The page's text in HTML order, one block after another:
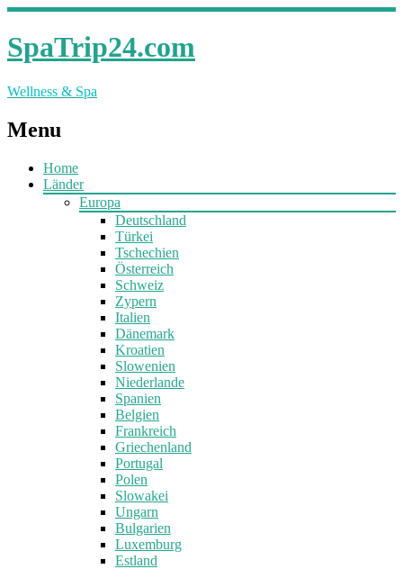
SpaTrip24.com
Wellness & Spa
Menu
Home
Länder
Europa
Deutschland
Türkei
Tschechien
Österreich
Schweiz
Zypern
Italien
Dänemark
Kroatien
Slowenien
Niederlande
Spanien
Belgien
Frankreich
Griechenland
Portugal
Polen
Slowakei
Ungarn
Bulgarien
Luxemburg
Estland